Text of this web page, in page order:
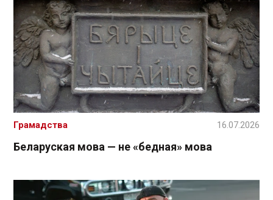
Беларуская мова — не «бедная» мова
Грамадства 16.07.2026